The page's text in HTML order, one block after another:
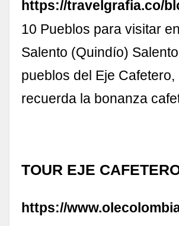
https://travelgrafia.co/
10 Pueblos para visitar
Salento (Quindío)
pueblos del Eje
recuerda la bonanza
TOUR EJE
https://